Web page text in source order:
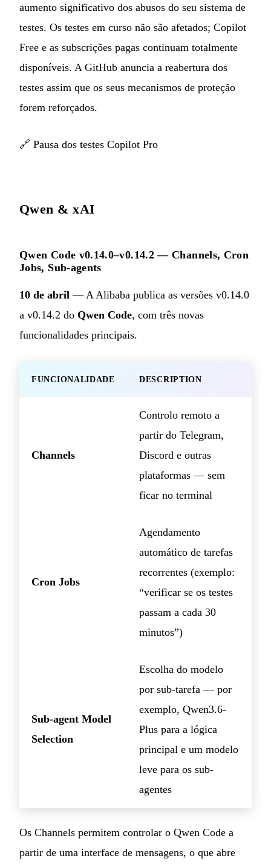
aumento significativo dos abusos do seu sistema de
testes. Os testes em curso não são afetados; Copilot
Free e as subscrições pagas continuam totalmente
disponíveis. A GitHub anuncia a reabertura dos
testes assim que os seus mecanismos de proteção
forem reforçados.
🔗 Pausa dos testes Copilot Pro
Qwen & xAI
Qwen Code v0.14.0–v0.14.2 — Channels, Cron
Jobs, Sub-agents
10 de abril — A Alibaba publica as versões v0.14.0
a v0.14.2 do Qwen Code, com três novas
funcionalidades principais.
FUNCIONALIDADE DESCRIPTION
Channels
Controlo remoto a
partir do Telegram,
Discord e outras
plataformas — sem
ficar no terminal
Cron Jobs
Agendamento
automático de tarefas
recorrentes (exemplo:
“verificar se os testes
passam a cada 30
minutos”)
Sub-agent Model
Selection
Escolha do modelo
por sub-tarefa — por
exemplo, Qwen3.6-
Plus para a lógica
principal e um modelo
leve para os sub-
agentes
Os Channels permitem controlar o Qwen Code a
partir de uma interface de mensagens, o que abre